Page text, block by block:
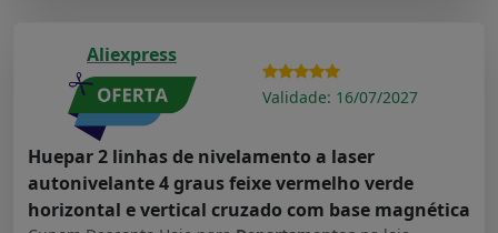
Aliexpress
Validade: 16/07/2027
Huepar 2 linhas de nivelamento a laser
autonivelante 4 graus feixe vermelho verde
horizontal e vertical cruzado com base magnética